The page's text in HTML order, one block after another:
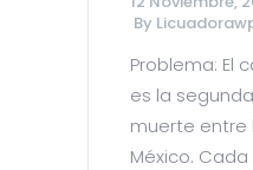
By
Problema: El
es la
muerte entre
México.